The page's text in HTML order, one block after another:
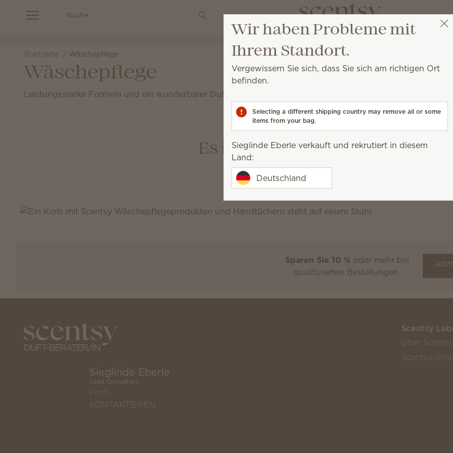
Startseite Wäschepflege
Wäschepflege
Leistungsstarke Formeln und ein wunderbarer Duft sind das Geheimnis für saubere, frische und
Textilerfrischer Scentsy Suds
Es ist Waschtag
Unsere Scentsy
Wäschepflegeprodukte
besten zusammen
einen lang anhaltenden
Scentsy Club
Sparen Sie 10 % oder mehr bei
qualifizierten Bestellungen.
Sieglinde Eberle
Lead Consultant
Profil
KONTAKTIEREN
Scentsy
Über Scentsy
Scentsy
Wir haben Probleme mit
Ihrem Standort.
Vergewissern Sie sich, dass Sie sich am richtigen Ort
befinden.
Selecting a different shipping country may remove all or some
items from your bag.
Sieglinde Eberle verkauft und rekrutiert in diesem
Land:
Deutschland